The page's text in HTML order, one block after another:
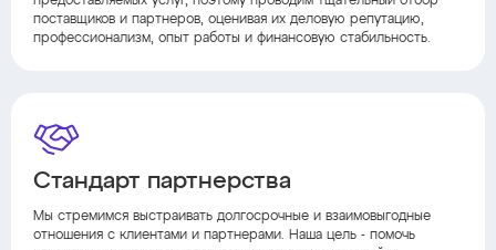
поставщиков и партнеров, оценивая их деловую репутацию,
профессионализм, опыт работы и финансовую стабильность.
Стандарт партнерства
Мы стремимся выстраивать долгосрочные и взаимовыгодные
отношения с клиентами и партнерами. Наша цель - помочь